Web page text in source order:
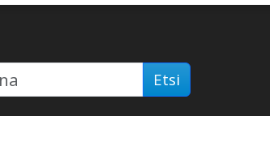
Etsi